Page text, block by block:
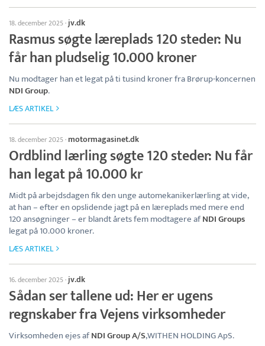
18. december 2025·jv.dk
Rasmus søgte læreplads 120 steder: Nu
får han pludselig 10.000 kroner
Nu modtager han et legat på ti tusind kroner fra Brørup-koncernen
NDI Group.
LÆS ARTIKEL
18. december 2025· motormagasinet.dk
Ordblind lærling søgte 120 steder: Nu får
han legat på 10.000 kr
Midt på arbejdsdagen fik den unge automekanikerlærling at vide,
at han – efter en opslidende jagt på en læreplads med mere end
120 ansøgninger – er blandt årets fem modtagere afNDI Groups
legat på 10.000 kroner.
LÆS ARTIKEL
16. december 2025·jv.dk
Sådan ser tallene ud: Her er ugens
regnskaber fra Vejens virksomheder
Virksomheden ejes afNDI Group A/S,WITHEN HOLDING ApS.